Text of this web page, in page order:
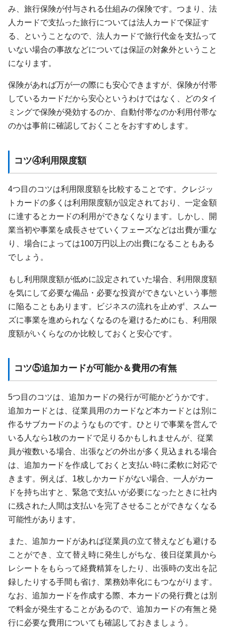
み、旅行保険が付与される仕組みの保険です。つまり、法
人カードで支払った旅行については法人カードで保証す
る、ということなので、法人カードで旅行代金を支払って
いない場合の事故などについては保証の対象外ということ
になります。
保険があれば万が一の際にも安心できますが、保険が付帯
しているカードだから安心というわけではなく、どのタイ
ミングで保険が発効するのか、自動付帯なのか利用付帯な
のかは事前に確認しておくことをおすすめします。
コツ④利用限度額
4つ目のコツは利用限度額を比較することです。クレジッ
トカードの多くは利用限度額が設定されており、一定金額
に達するとカードの利用ができなくなります。しかし、開
業当初や事業を成長させていくフェーズなどは出費が重な
り、場合によっては100万円以上の出費になることもある
でしょう。
もし利用限度額が低めに設定されていた場合、利用限度額
を気にして必要な備品・必要な投資ができないという事態
に陥ることもあります。ビジネスの流れを止めず、スムー
ズに事業を進められなくなるのを避けるためにも、利用限
度額がいくらなのか比較しておくと安心です。
コツ⑤追加カードが可能か＆費用の有無
5つ目のコツは、追加カードの発行が可能かどうかです。
追加カードとは、従業員用のカードなど本カードとは別に
作るサブカードのようなものです。ひとりで事業を営んで
いる人なら1枚のカードで足りるかもしれませんが、従業
員が複数いる場合、出張などの外出が多く見込まれる場合
は、追加カードを作成しておくと支払い時に柔軟に対応で
きます。例えば、1枚しかカードがない場合、一人がカー
ドを持ち出すと、緊急で支払いが必要になったときに社内
に残された人間は支払いを完了させることができなくなる
可能性があります。
また、追加カードがあれば従業員の立て替えなども避ける
ことができ、立て替え時に発生しがちな、後日従業員から
レシートをもらって経費精算をしたり、出張時の支出を記
録したりする手間も省け、業務効率化にもつながります。
なお、追加カードを作成する際、本カードの発行費とは別
で料金が発生することがあるので、追加カードの有無と発
行に必要な費用についても確認しておきましょう。